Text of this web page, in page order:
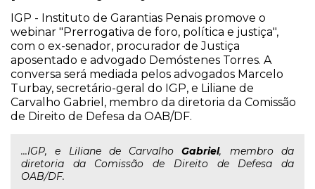
IGP - Instituto de Garantias Penais promove o
webinar "Prerrogativa de foro, política e justiça",
com o ex-senador, procurador de Justiça
aposentado e advogado Demóstenes Torres. A
conversa será mediada pelos advogados Marcelo
Turbay, secretário-geral do IGP, e Liliane de
Carvalho Gabriel, membro da diretoria da Comissão
de Direito de Defesa da OAB/DF.
...IGP, e Liliane de CarvalhoGabriel, membro da
diretoria da Comissão de Direito de Defesa da
OAB/DF.